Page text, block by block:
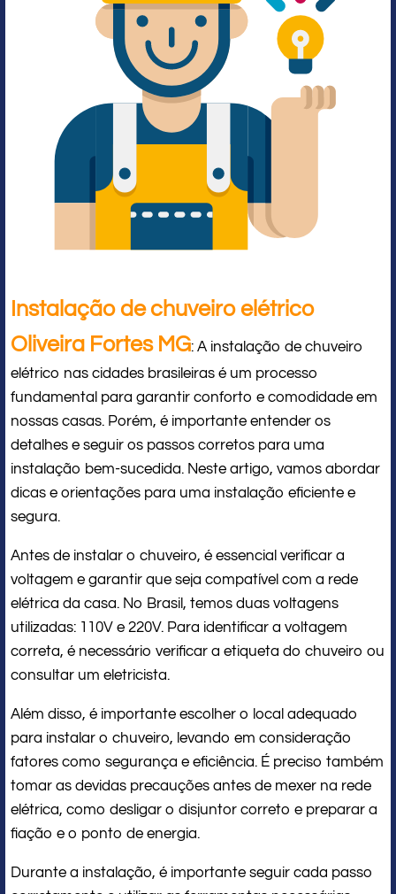
Instalação de chuveiro elétrico
Oliveira Fortes MG: A instalação de chuveiro
elétrico nas cidades brasileiras é um processo
fundamental para garantir conforto e comodidade em
nossas casas. Porém, é importante entender os
detalhes e seguir os passos corretos para uma
instalação bem-sucedida. Neste artigo, vamos abordar
dicas e orientações para uma instalação eficiente e
segura.
Antes de instalar o chuveiro, é essencial verificar a
voltagem e garantir que seja compatível com a rede
elétrica da casa. No Brasil, temos duas voltagens
utilizadas: 110V e 220V. Para identificar a voltagem
correta, é necessário verificar a etiqueta do chuveiro ou
consultar um eletricista.
Além disso, é importante escolher o local adequado
para instalar o chuveiro, levando em consideração
fatores como segurança e eficiência. É preciso também
tomar as devidas precauções antes de mexer na rede
elétrica, como desligar o disjuntor correto e preparar a
fiação e o ponto de energia.
Durante a instalação, é importante seguir cada passo